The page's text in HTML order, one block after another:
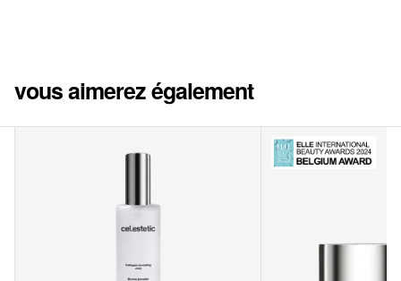
vous aimerez également